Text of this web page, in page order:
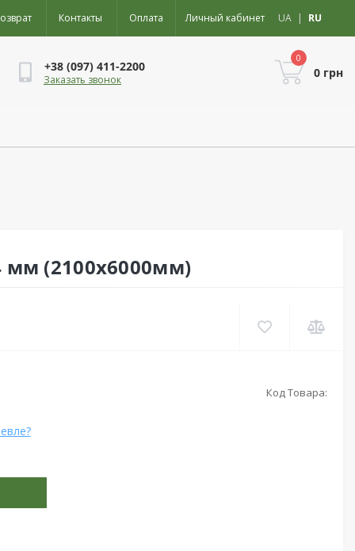
Контакты Оплата Личный кабинет UA | RU
+38 (097) 411-2200
Заказать звонок
0
0 грн
мм (2100х6000мм)
Код Товара: